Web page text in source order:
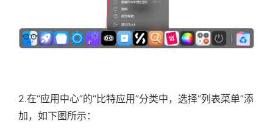
2.在“应用中心”的“比特应用”分类中，选择“列表菜单”添
加，如下图所示：